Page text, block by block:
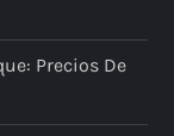
Precios De